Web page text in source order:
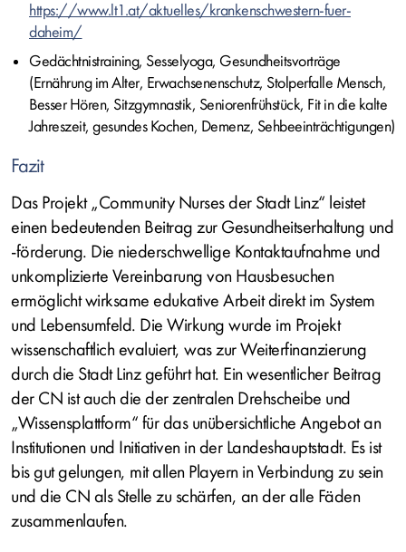
https://www.lt1.at/aktuelles/krankenschwestern-fuer-
daheim/
Gedächtnistraining, Sesselyoga, Gesundheitsvorträge
(Ernährung im Alter, Erwachsenenschutz, Stolperfalle Mensch,
Besser Hören, Sitzgymnastik, Seniorenfrühstück, Fit in die kalte
Jahreszeit, gesundes Kochen, Demenz, Sehbeeinträchtigungen)
Fazit
Das Projekt „Community Nurses der Stadt Linz“ leistet
einen bedeutenden Beitrag zur Gesundheitserhaltung und
-förderung. Die niederschwellige Kontaktaufnahme und
unkomplizierte Vereinbarung von Hausbesuchen
ermöglicht wirksame edukative Arbeit direkt im System
und Lebensumfeld. Die Wirkung wurde im Projekt
wissenschaftlich evaluiert, was zur Weiterfinanzierung
durch die Stadt Linz geführt hat. Ein wesentlicher Beitrag
der CN ist auch die der zentralen Drehscheibe und
„Wissensplattform“ für das unübersichtliche Angebot an
Institutionen und Initiativen in der Landeshauptstadt. Es ist
bis gut gelungen, mit allen Playern in Verbindung zu sein
und die CN als Stelle zu schärfen, an der alle Fäden
zusammenlaufen.